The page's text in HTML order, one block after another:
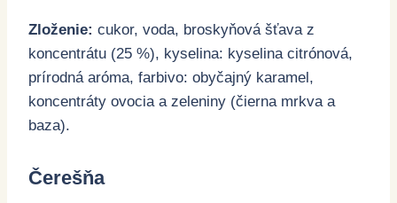
Zloženie: cukor, voda, broskyňová šťava z
koncentrátu (25 %), kyselina: kyselina citrónová,
prírodná aróma, farbivo: obyčajný karamel,
koncentráty ovocia a zeleniny (čierna mrkva a
baza).
Čerešňa